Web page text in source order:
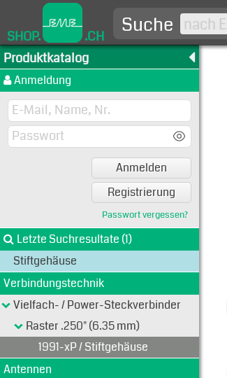
SHOP. .CH Suche
Produktkatalog
Anmeldung
Anmelden
Registrierung
Passwort vergessen?
Letzte Suchresultate (1)
Stiftgehäuse
Verbindungstechnik
Vielfach- / Power-Steckverbinder
Raster .250" (6.35 mm)
1991-xP / Stiftgehäuse
Antennen